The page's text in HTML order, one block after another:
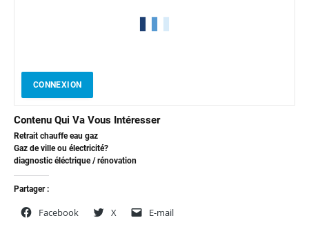
CONNEXION
Contenu Qui Va Vous Intéresser
Retrait chauffe eau gaz
Gaz de ville ou électricité?
diagnostic éléctrique / rénovation
Partager :
Facebook X E-mail